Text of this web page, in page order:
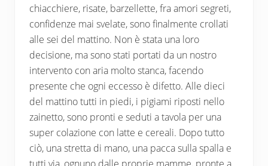
chiacchiere, risate, barzellette, fra amori segreti,
confidenze mai svelate, sono finalmente crollati
alle sei del mattino. Non è stata una loro
decisione, ma sono stati portati da un nostro
intervento con aria molto stanca, facendo
presente che ogni eccesso è difetto. Alle dieci
del mattino tutti in piedi, i pigiami riposti nello
zainetto, sono pronti e seduti a tavola per una
super colazione con latte e cereali. Dopo tutto
ciò, una stretta di mano, una pacca sulla spalla e